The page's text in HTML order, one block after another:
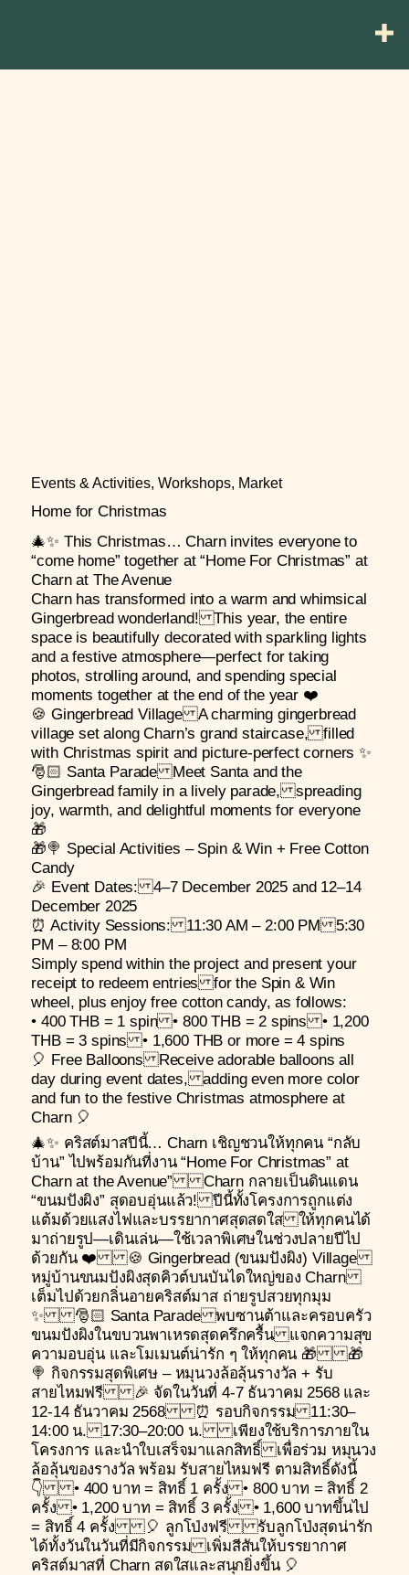
Events & Activities, Workshops, Market
Home for Christmas
🎄✨ This Christmas… Charn invites everyone to
“come home” together at “Home For Christmas” at
Charn at The Avenue
Charn has transformed into a warm and whimsical
Gingerbread wonderland! This year, the entire
space is beautifully decorated with sparkling lights
and a festive atmosphere—perfect for taking
photos, strolling around, and spending special
moments together at the end of the year ❤️
🍪 Gingerbread Village A charming gingerbread
village set along Charn’s grand staircase, filled
with Christmas spirit and picture-perfect corners ✨
🎅🏻 Santa Parade Meet Santa and the
Gingerbread family in a lively parade, spreading
joy, warmth, and delightful moments for everyone
🎁
🎁🍭 Special Activities – Spin & Win + Free Cotton
Candy
🎉 Event Dates: 4–7 December 2025 and 12–14
December 2025
⏰ Activity Sessions: 11:30 AM – 2:00 PM 5:30
PM – 8:00 PM
Simply spend within the project and present your
receipt to redeem entries for the Spin & Win
wheel, plus enjoy free cotton candy, as follows:
• 400 THB = 1 spin • 800 THB = 2 spins • 1,200
THB = 3 spins • 1,600 THB or more = 4 spins
🎈 Free Balloons Receive adorable balloons all
day during event dates, adding even more color
and fun to the festive Christmas atmosphere at
Charn 🎈
🎄✨ คริสต์มาสปีนี้… Charn เชิญชวนให้ทุกคน “กลับ
บ้าน” ไปพร้อมกันที่งาน “Home For Christmas” at
Charn at the Avenue” Charn กลายเป็นดินแดน
“ขนมปังผิง” สุดอบอุ่นแล้ว! ปีนี้ทั้งโครงการถูกแต่ง
แต้มด้วยแสงไฟและบรรยากาศสุดสดใส ให้ทุกคนได้
มาถ่ายรูป—เดินเล่น—ใช้เวลาพิเศษในช่วงปลายปีไป
ด้วยกัน ❤️ 🍪 Gingerbread (ขนมปังผิง) Village
หมู่บ้านขนมปังผิงสุดคิวต์บนบันไดใหญ่ของ Charn
เต็มไปด้วยกลิ่นอายคริสต์มาส ถ่ายรูปสวยทุกมุม
✨ 🎅🏻 Santa Parade พบซานต้าและครอบครัว
ขนมปังผิงในขบวนพาเหรดสุดครึกครื้น แจกความสุข
ความอบอุ่น และโมเมนต์น่ารัก ๆ ให้ทุกคน 🎁 🎁
🍭 กิจกรรมสุดพิเศษ – หมุนวงล้อลุ้นรางวัล + รับ
สายไหมฟรี 🎉 จัดในวันที่ 4-7 ธันวาคม 2568 และ
12-14 ธันวาคม 2568 ⏰ รอบกิจกรรม 11:30–
14:00 น. 17:30–20:00 น. เพียงใช้บริการภายใน
โครงการ และนำใบเสร็จมาแลกสิทธิ์ เพื่อร่วม หมุนวง
ล้อลุ้นของรางวัล พร้อม รับสายไหมฟรี ตามสิทธิ์ดังนี้
👇 • 400 บาท = สิทธิ์ 1 ครั้ง • 800 บาท = สิทธิ์ 2
ครั้ง • 1,200 บาท = สิทธิ์ 3 ครั้ง • 1,600 บาทขึ้นไป
= สิทธิ์ 4 ครั้ง 🎈 ลูกโป่งฟรี รับลูกโป่งสุดน่ารัก
ได้ทั้งวันในวันที่มีกิจกรรม เพิ่มสีสันให้บรรยากาศ
คริสต์มาสที่ Charn สดใสและสนุกยิ่งขึ้น 🎈